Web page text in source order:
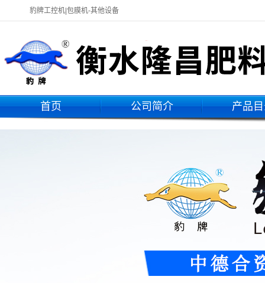
豹牌工控机|包膜机-其他设备
首页 公司简介 产品